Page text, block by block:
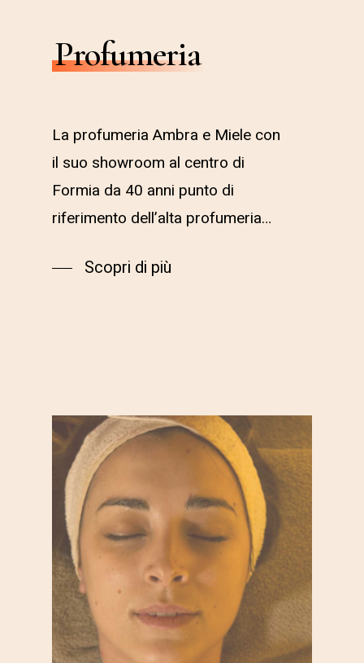
Profumeria
La profumeria Ambra e Miele con
il suo showroom al centro di
Formia da 40 anni punto di
riferimento dell’alta profumeria…
Scopri di più